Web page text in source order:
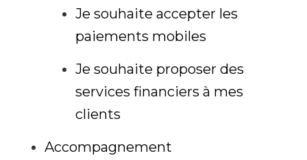
Je souhaite accepter les
paiements mobiles
Je souhaite proposer des
services financiers à mes
clients
Accompagnement